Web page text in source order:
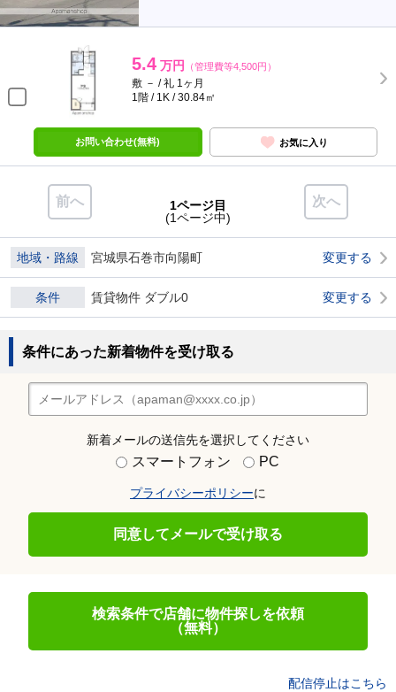
5.4 万円 （管理費等4,500円）
敷 － / 礼 1ヶ月
1階 / 1K / 30.84㎡
お問い合わせ(無料) お気に入り
前へ 次へ
1ページ目
(1ページ中)
地域・路線 宮城県石巻市向陽町 変更する
条件 賃貸物件 ダブル0 変更する
条件にあった新着物件を受け取る
新着メールの送信先を選択してください
スマートフォン PC
プライバシーポリシーに
同意してメールで受け取る
検索条件で店舗に物件探しを依頼
（無料）
配信停止はこちら